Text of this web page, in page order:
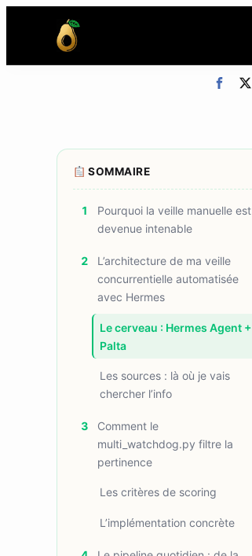
SOMMAIRE
1
Pourquoi la veille manuelle est
devenue intenable
2
L’architecture de ma veille
concurrentielle automatisée
avec Hermes
Le cerveau : Hermes Agent +
Palta
Les sources : là où je vais
chercher l’info
3
Comment le
multi_watchdog.py filtre la
pertinence
Les critères de scoring
L’implémentation concrète